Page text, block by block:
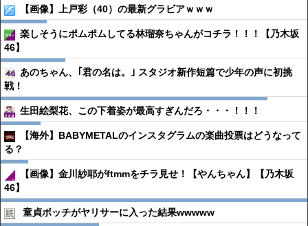
【画像】上戸彩（40）の最新グラビアｗｗｗ
楽しそうにポムポムしてる林瑠奈ちゃんがコチラ！！！【乃木坂
46】
あのちゃん、｢君の名は。｣ スタジオ新作短篇で少年の声に初挑
戦！
生田絵梨花、この下着姿が最高すぎんだろ・・・！！！
【海外】BABYMETALのインスタグラムの楽曲投票はどうなって
る？
【画像】金川紗耶がftmmをチラ見せ！【やんちゃん】【乃木坂
46】
童貞ボッチがヤリサーに入った結果wwwww